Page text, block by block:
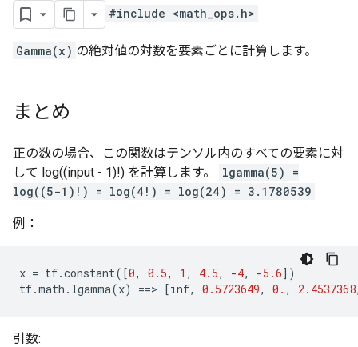
#include <math_ops.h>
Gamma(x) の絶対値の対数を要素ごとに計算します。
まとめ
正の数の場合、この関数はテンソル内のすべての要素に対
して log((input - 1)!) を計算します。
lgamma(5) =
log((5-1)!) = log(4!) = log(24) = 3.1780539
例：
x = tf.constant([0, 0.5, 1 , 4.5, -4, -5.6])
tf.math . lgamma(x) ==> [inf, 0.5723649, 0. , 2.4537368
引数: